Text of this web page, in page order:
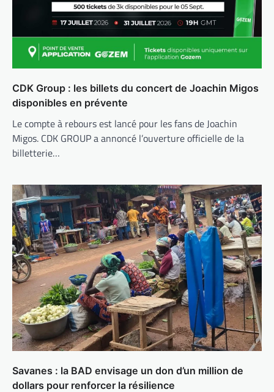
CDK Group : les billets du concert de Joachin Migos
disponibles en prévente
Le compte à rebours est lancé pour les fans de Joachin
Migos. CDK GROUP a annoncé l’ouverture officielle de la
billetterie…
Savanes : la BAD envisage un don d’un million de
dollars pour renforcer la résilience